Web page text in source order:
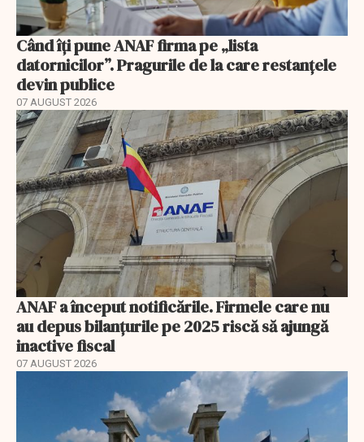
Când îți pune ANAF firma pe „lista
datornicilor”. Pragurile de la care restanțele
devin publice
07 AUGUST 2026
ANAF a început notificările. Firmele care nu
au depus bilanțurile pe 2025 riscă să ajungă
inactive fiscal
07 AUGUST 2026